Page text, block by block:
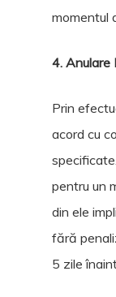
momentul
4. Anulare
Prin
acord cu
pentru un
din ele
fără
5 zile